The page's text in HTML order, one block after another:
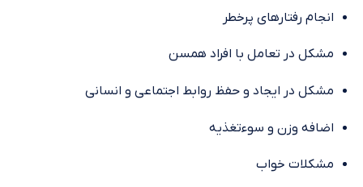
انجام رفتارهای پرخطر
مشکل در تعامل با افراد همسن
مشکل در ایجاد و حفظ روابط اجتماعی و انسانی
اضافه وزن و سوءتغذیه
مشکلات خواب